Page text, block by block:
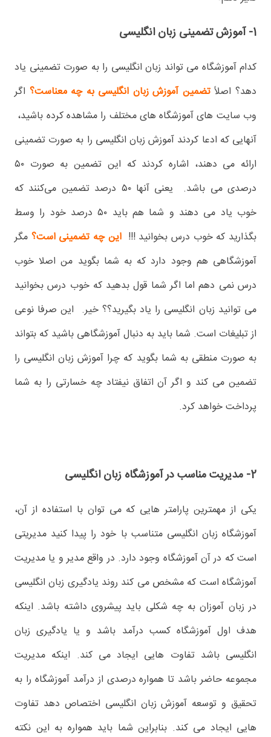
1- آموزش تضمینی زبان انگلیسی
کدام آموزشگاه می تواند زبان انگلیسی را به صورت تضمینی یاد
دهد؟ اصلاًتضمین آموزش زبان انگلیسی به چه معناست؟ اگر
وب سایت های آموزشگاه های مختلف را مشاهده کرده باشید،
آنهایی که ادعا کردند آموزش زبان انگلیسی را به صورت تضمینی
ارائه می دهند، اشاره کردند که این تضمین به صورت ۵۰
درصدی می باشد. یعنی آنها ۵۰ درصد تضمین می‌کنند که
خوب یاد می دهند و شما هم باید ۵۰ درصد خود را وسط
بگذارید که خوب درس بخوانید !!!این چه تضمینی است؟ مگر
آموزشگاهی هم وجود دارد که به شما بگوید من اصلا خوب
درس نمی دهم اما اگر شما قول بدهید که خوب درس بخوانید
می توانید زبان انگلیسی را یاد بگیرید؟؟ خیر. این صرفا نوعی
از تبلیغات است. شما باید به دنبال آموزشگاهی باشید که بتواند
به صورت منطقی به شما بگوید که چرا آموزش زبان انگلیسی را
تضمین می کند و اگر آن اتفاق نیفتاد چه خسارتی را به شما
پرداخت خواهد کرد.
2- مدیریت مناسب در آموزشگاه زبان انگلیسی
یکی از مهمترین پارامتر هایی که می توان با استفاده از آن،
آموزشگاه زبان انگلیسی متناسب با خود را پیدا کنید مدیریتی
است که در آن آموزشگاه وجود دارد. در واقع مدیر و یا مدیریت
آموزشگاه است که مشخص می کند روند یادگیری زبان انگلیسی
در زبان آموزان به چه شکلی باید پیشروی داشته باشد. اینکه
هدف اول آموزشگاه کسب درآمد باشد و یا یادگیری زبان
انگلیسی باشد تفاوت هایی ایجاد می کند. اینکه مدیریت
مجموعه حاضر باشد تا همواره درصدی از درآمد آموزشگاه را به
تحقیق و توسعه آموزش زبان انگلیسی اختصاص دهد تفاوت
هایی ایجاد می کند. بنابراین شما باید همواره به این نکته